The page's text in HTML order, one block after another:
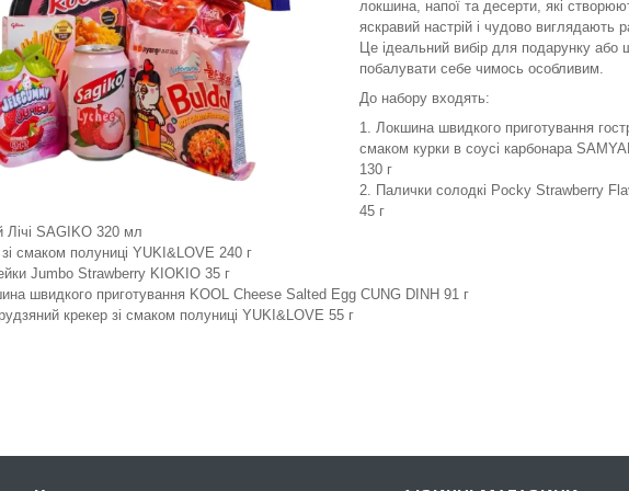
локшина, напої та десерти, які
яскравий настрій і чудово виглядають
Це ідеальний вибір для подарунку або
побалувати себе чимось особливим.
До набору входять:
Локшина швидкого приготування
смаком курки в соусі карбонара
130 г
Палички солодкі Pocky Strawberry
45 г
Лічі SAGIKO 320 мл
зі смаком полуниці YUKI&LOVE 240 г
Jumbo Strawberry KIOKIO 35 г
швидкого приготування KOOL Cheese Salted Egg CUNG DINH 91 г
крекер зі смаком полуниці YUKI&LOVE 55 г